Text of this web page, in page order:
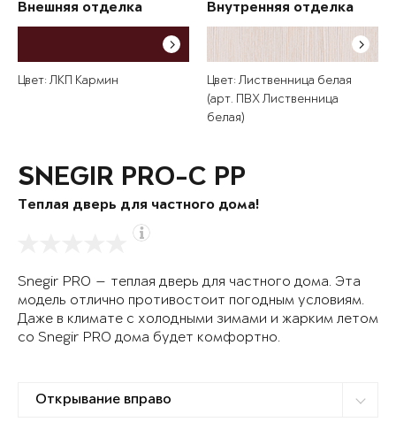
Внешняя отделка
Цвет: ЛКП Кармин
Внутренняя отделка
Цвет: Лиственница белая
(арт. ПВХ Лиственница
белая)
SNEGIR PRO-C PP
Теплая дверь для частного дома!
Snegir PRO — теплая дверь для частного дома. Эта
модель отлично противостоит погодным условиям.
Даже в климате с холодными зимами и жарким летом
со Snegir PRO дома будет комфортно.